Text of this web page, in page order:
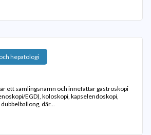
hepatologi
ett samlingsnamn och innefattar gastroskopi
EGD), koloskopi, kapselendoskopi,
där...